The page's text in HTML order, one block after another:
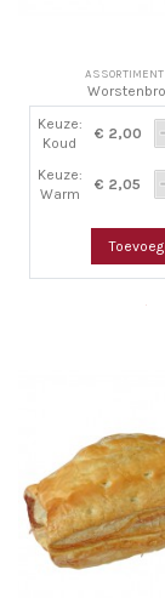
ASSORTIMENT
Keuze:
Koud
€ 2,00
Keuze:
Warm
€ 2,05